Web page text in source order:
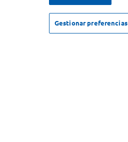
Gestionar preferencias